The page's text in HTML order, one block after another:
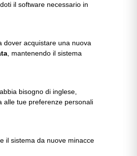
il software necessario in
dover acquistare una nuova
, mantenendo il sistema
bisogno di inglese,
alle tue preferenze personali
il sistema da nuove minacce